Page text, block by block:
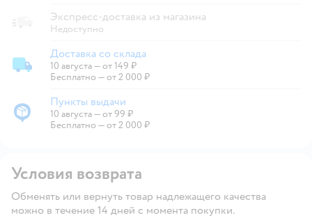
Экспресс-доставка из магазина
Недоступно
Доставка со склада
Доставка со склада
10 августа—от 149 ₽
Бесплатно — от 2 000 ₽
Пункты выдачи
Пункты выдачи
10 августа—от 99 ₽
Бесплатно — от 2 000 ₽
Условия возврата
Обменять или вернуть товар надлежащего качества
можно в течение 14 дней с момента покупки.